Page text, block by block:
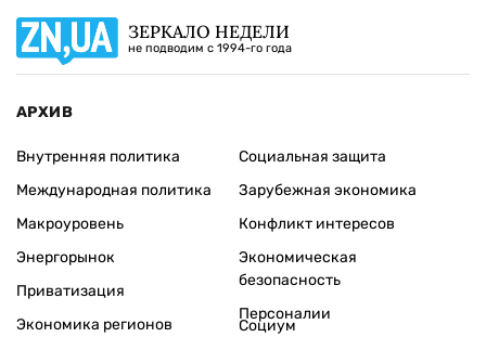
ЗЕРКАЛО НЕДЕЛИ
не подводим с 1994-го года
АРХИВ
Внутренняя политика
Международная политика
Макроуровень
Энергорынок
Приватизация
Экономика регионов
Социальная защита
Зарубежная экономика
Конфликт интересов
Экономическая
безопасность
Персоналии
Социум